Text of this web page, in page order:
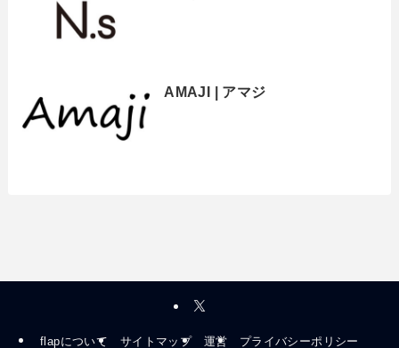
AMAJI | アマジ
flapについて サイトマップ 運営 プライバシーポリシー